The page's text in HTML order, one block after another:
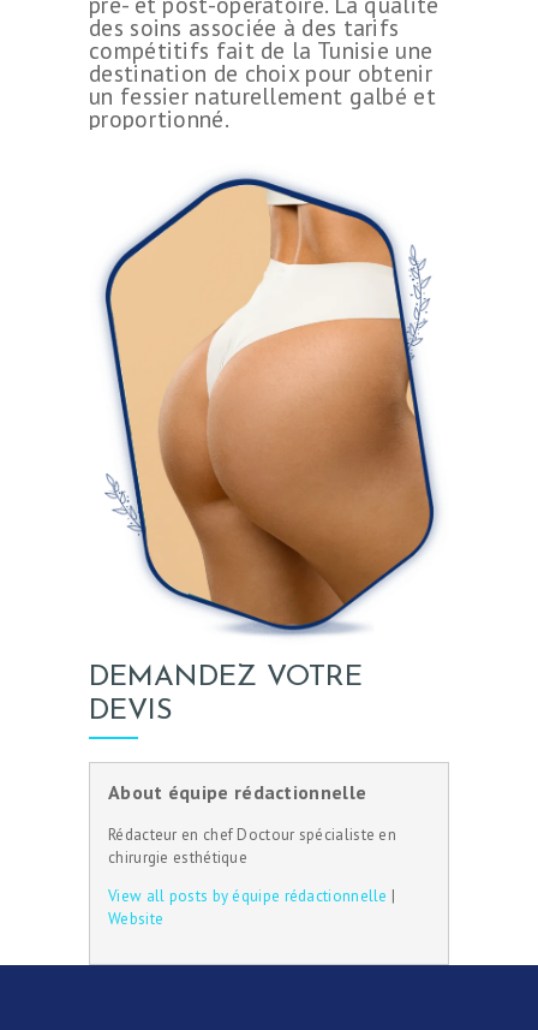
des soins associée à des tarifs
compétitifs fait de la Tunisie une
destination de choix pour obtenir
un fessier naturellement galbé et
proportionné.
DEMANDEZ VOTRE
DEVIS
About équipe rédactionnelle
Rédacteur en chef Doctour spécialiste en
chirurgie esthétique
View all posts by équipe rédactionnelle |
Website